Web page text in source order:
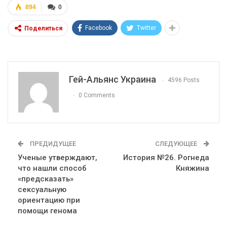
0
894
Поделиться Facebook Twitter
Гей-Альянс Украина 4596 Posts
0 Comments
ПРЕДИДУЩЕЕ
Ученые утверждают,
что нашли способ
«предсказать»
сексуальную
ориентацию при
помощи генома
СЛЕДУЮЩЕЕ
История №26. Рогнеда
Княжина